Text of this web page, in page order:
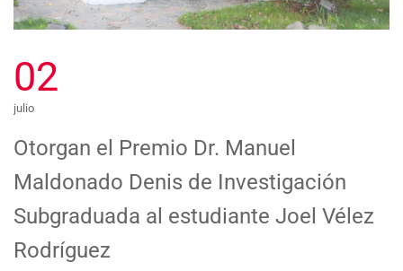
02
julio
Otorgan el Premio Dr. Manuel
Maldonado Denis de Investigación
Subgraduada al estudiante Joel Vélez
Rodríguez